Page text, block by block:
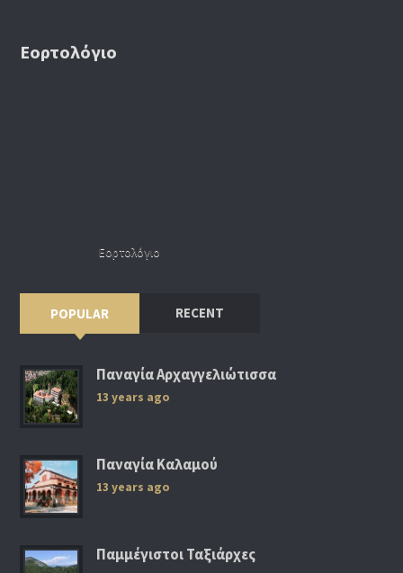
Εορτολόγιο
Εορτολόγιο
POPULAR RECENT
Παναγία Αρχαγγελιώτισσα
13 years ago
Παναγία Καλαμού
13 years ago
Παμμέγιστοι Ταξιάρχες